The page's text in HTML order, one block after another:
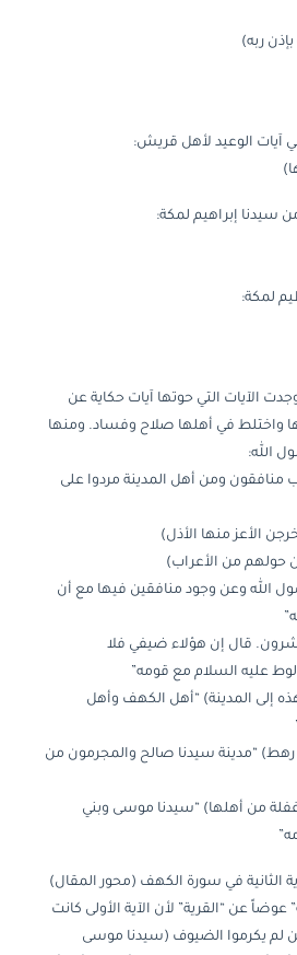
ربه)
آيات الوعيد لأهل قريش:
من سيدنا إبراهيم لمكة:
لمكة:
الآيات التي حوتها آيات حكاية عن
في أهلها صلاح وفساد. ومنها
الله:
منافقون ومن أهل المدينة مردوا على
الأعز منها الأذل)
حولهم من الأعراب)
الله وعن وجود منافقين فيها مع أن
قال إن هؤلاء ضيفي فلا
عليه السلام مع قومه”
إلى المدينة) “أهل الكهف وأهل
“مدينة سيدنا صالح والمجرمون من
من أهلها) “سيدنا موسى وبني
الثانية في سورة الكهف (محور المقال)
عوضاً عن “القرية” لأن الآية الأولى كانت
لم يكرموا الضيوف (سيدنا موسى